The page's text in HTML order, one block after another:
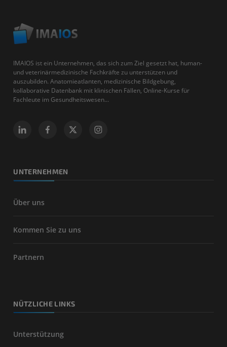
IMAIOS ist ein Unternehmen, das sich zum Ziel gesetzt hat, human-
und veterinärmedizinische Fachkräfte zu unterstützen und
auszubilden. Anatomieatlanten, medizinische Bildgebung,
kollaborative Datenbank mit klinischen Fällen, Online-Kurse für
Fachleute im Gesundheitswesen...
UNTERNEHMEN
Über uns
Kommen Sie zu uns
Partnern
NÜTZLICHE LINKS
Unterstützung